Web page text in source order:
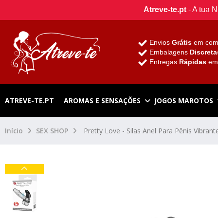
Atreve-te.pt- A tua
Envios Grátis em
Embalagens
Entregas Rápidas em
ATREVE-TE.PT AROMAS E SENSAÇÕES JOGOS MAROTOS
Início SEX SHOP Pretty Love - Silas Anel Para Pênis